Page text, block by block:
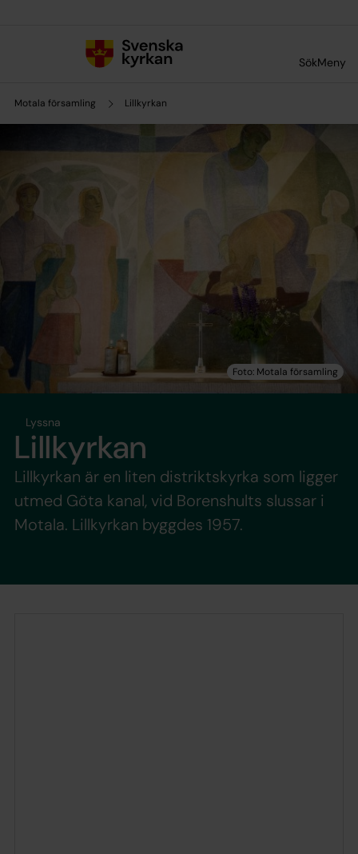
SökMeny
Motala församling Lillkyrkan
Lyssna
Lillkyrkan
Lillkyrkan är en liten distriktskyrka som ligger
utmed Göta kanal, vid Borenshults slussar i
Motala. Lillkyrkan byggdes 1957.